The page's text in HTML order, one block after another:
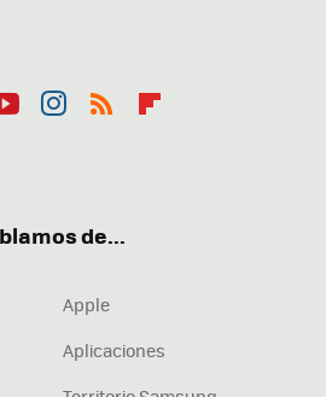
de...
Apple
Aplicaciones